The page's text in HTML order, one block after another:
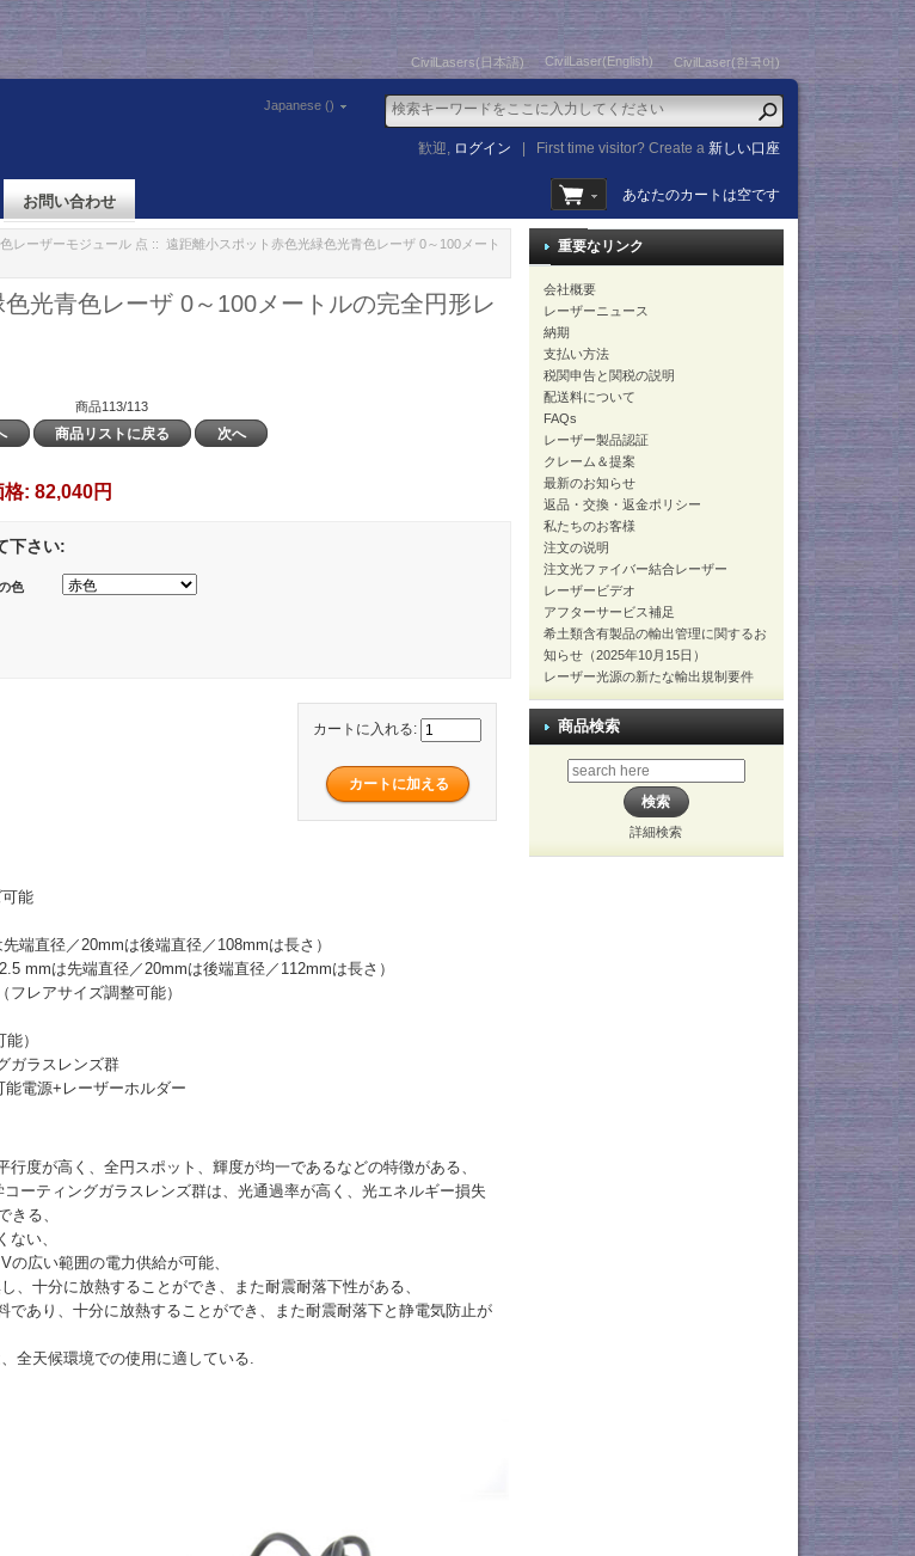
CivilLasers(日本語) CivilLaser(English) CivilLaser(한국어)
Japanese ()
歓迎, ログイン First time visitor? Create a新しい口座
お問い合わせ あなたのカートは空です
レーザーモジュール 点 :: 遠距離小スポット赤色光緑色光青色レーザ 0～100メート
光青色レーザ 0～100メートルの完全円形レ
商品113/113
商品リストに戻る 次へ
格: 82,040円
下さい:
色
カートに入れる:
能
端直径／20mmは後端直径／108mmは長さ）
mmは先端直径／20mmは後端直径／112mmは長さ）
レアサイズ調整可能）
）
ガラスレンズ群
電源+レーザーホルダー
度が高く、全円スポット、輝度が均一であるなどの特徴がある、
ーティングガラスレンズ群は、光通過率が高く、光エネルギー損失
きる、
い、
広い範囲の電力供給が可能、
十分に放熱することができ、また耐震耐落下性がある、
あり、十分に放熱することができ、また耐震耐落下と静電気防止が
全天候環境での使用に適している.
重要なリンク
会社概要
レーザーニュース
納期
支払い方法
税関申告と関税の説明
配送料について
FAQs
レーザー製品認証
クレーム＆提案
最新のお知らせ
返品・交換・返金ポリシー
私たちのお客様
注文の说明
注文光ファイバー結合レーザー
レーザービデオ
アフターサービス補足
希土類含有製品の輸出管理に関するお
知らせ（2025年10月15日）
レーザー光源の新たな輸出規制要件
商品検索
詳細検索